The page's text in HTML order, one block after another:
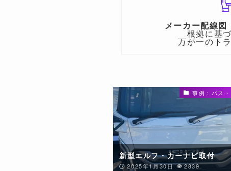
メーカー配線
根拠に基
万が一のト
事例：バス
新型エルフ・カーナビ取付
2025年1月30日 2839